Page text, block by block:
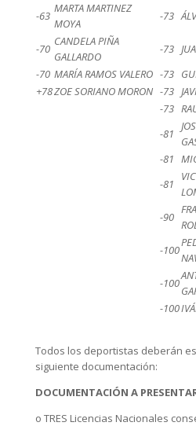
-63
MARTA MARTINEZ
MOYA
-73
-70
CANDELA PIÑA
GALLARDO
-73
-70 MARÍA RAMOS VALERO -73
+78ZOE SORIANO MORON -73
-73
-81
-81
-81
-90
-100
-100
-100
Todos los deportistas deberán
siguiente documentación:
DOCUMENTACIÓN A
o TRES Licencias Nacionales